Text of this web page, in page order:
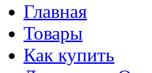
Главная
Товары
Как купить